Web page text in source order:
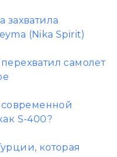
захватила
(Nika Spirit)
самолет
современной
S-400?
которая